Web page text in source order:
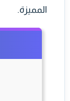
المميزة.